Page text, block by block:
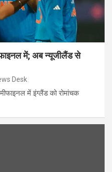
में; अब न्यूजीलैंड से
Desk
में इंग्लैंड को रोमांचक